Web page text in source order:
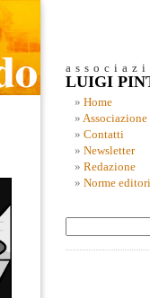
LUIGI
Home
Associazione
Contatti
Newsletter
Redazione
Norme